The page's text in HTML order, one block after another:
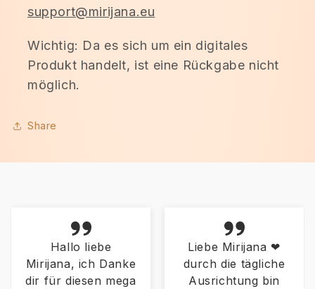
support@mirijana.eu
Wichtig: Da es sich um ein digitales
Produkt handelt, ist eine Rückgabe nicht
möglich.
Share
liebe
ich Danke
diesen mega
Liebe Mirijana ❤
durch die tägliche
Ausrichtung bin
Hallo